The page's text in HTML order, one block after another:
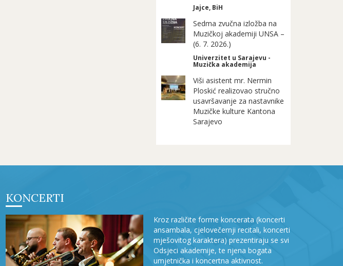
Jajce, BiH
Sedma zvučna izložba na
Muzičkoj akademiji UNSA –
(6. 7. 2026.)
Univerzitet u Sarajevu -
Muzička akademija
Viši asistent mr. Nermin
Ploskić realizovao stručno
usavršavanje za nastavnike
Muzičke kulture Kantona
Sarajevo
KONCERTI
Kroz različite forme koncerata (koncerti
ansambala, cjelovečernji recitali, koncerti
mješovitog karaktera) prezentiraju se svi
Odsjeci akademije, te njena bogata
umjetnička i koncertna aktivnost.